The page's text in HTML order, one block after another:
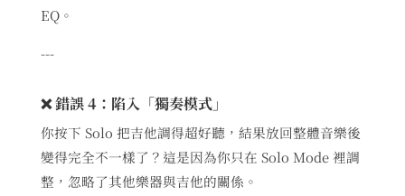
EQ。
---
❌ 錯誤 4：陷入「獨奏模式」
你按下 Solo 把吉他調得超好聽，結果放回整體音樂後
變得完全不一樣了？這是因為你只在 Solo Mode 裡調
整，忽略了其他樂器與吉他的關係。